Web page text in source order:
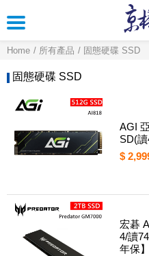
Home 所有產品 固態硬碟 SSD
固態硬碟 SSD
AGI
SD(
$
宏碁
4/讀
年保】